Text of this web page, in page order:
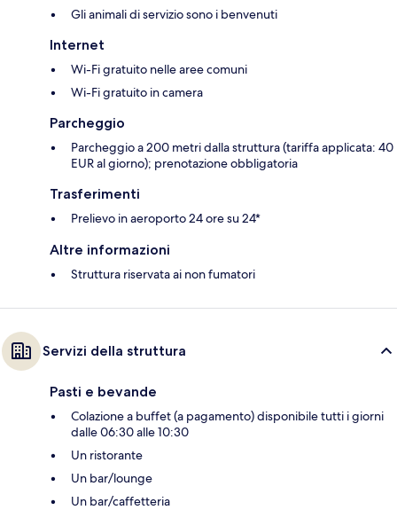
Gli animali di servizio sono i benvenuti
Internet
Wi-Fi gratuito nelle aree comuni
Wi-Fi gratuito in camera
Parcheggio
Parcheggio a 200 metri dalla struttura (tariffa applicata: 40
EUR al giorno); prenotazione obbligatoria
Trasferimenti
Prelievo in aeroporto 24 ore su 24*
Altre informazioni
Struttura riservata ai non fumatori
Servizi della struttura
Pasti e bevande
Colazione a buffet (a pagamento) disponibile tutti i giorni
dalle 06:30 alle 10:30
Un ristorante
Un bar/lounge
Un bar/caffetteria